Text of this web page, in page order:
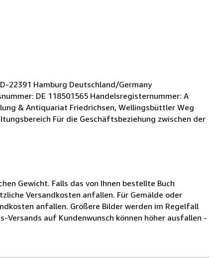
22391 Hamburg Deutschland/Germany
DE 118501565 Handelsregisternummer: A
& Antiquariat Friedrichsen, Wellingsbüttler Weg
Für die Geschäftsbeziehung zwischen der
Gewicht. Falls das von Ihnen bestellte Buch
Versandkosten anfallen. Für Gemälde oder
anfallen. Größere Bilder werden im Regelfall
Versands auf Kundenwunsch können höher ausfallen -